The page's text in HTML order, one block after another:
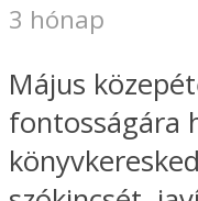
3 hónap
Május
fontosságára